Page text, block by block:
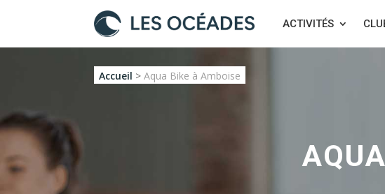
ACTIVITÉS
Accueil >Aqua Bike à Amboise